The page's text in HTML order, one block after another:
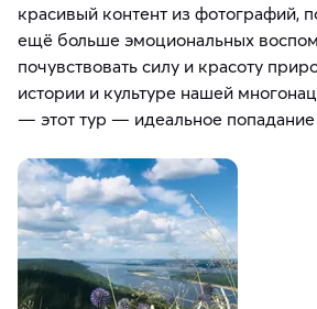
красивый контент из фотографий,
ещё больше эмоциональных
почувствовать силу и красоту
истории и культуре нашей
— этот тур — идеальное